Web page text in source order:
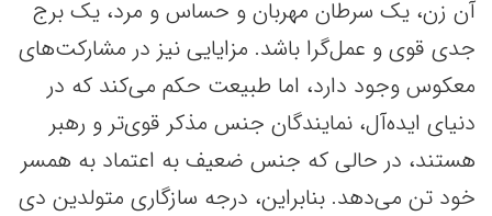
آن زن، یک سرطان مهربان و حساس و مرد، یک برج
جدی قوی و عمل‌گرا باشد. مزایایی نیز در مشارکت‌های
معکوس وجود دارد، اما طبیعت حکم می‌کند که در
دنیای ایده‌آل، نمایندگان جنس مذکر قوی‌تر و رهبر
هستند، در حالی که جنس ضعیف به اعتماد به همسر
خود تن می‌دهد. بنابراین، درجه سازگاری متولدین دی